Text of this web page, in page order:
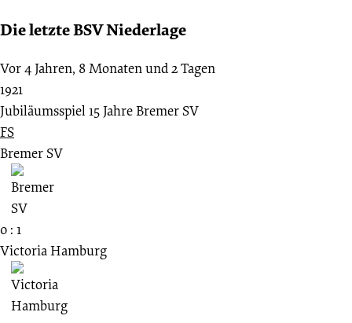
Die letzte BSV Niederlage
Vor 4 Jahren, 8 Monaten und 2 Tagen
1921
Jubiläumsspiel 15 Jahre Bremer SV
FS
Bremer SV
0 : 1
Victoria Hamburg